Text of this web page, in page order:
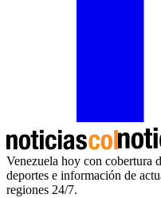
Venezuela hoy con cobertura
deportes e información de
regiones 24/7.